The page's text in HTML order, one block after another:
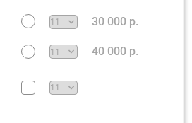
30 000 р.
40 000 р.